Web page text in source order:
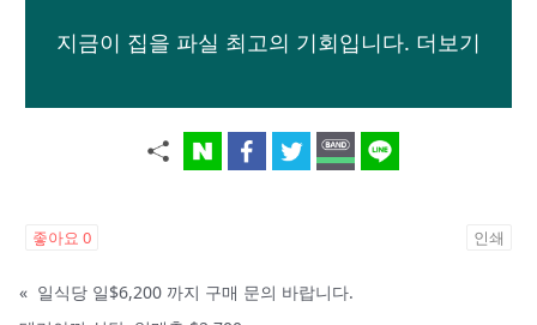
지금이 집을 파실 최고의 기회입니다. 더보기
좋아요 0 인쇄
« 일식당 일$6,200 까지 구매 문의 바랍니다.